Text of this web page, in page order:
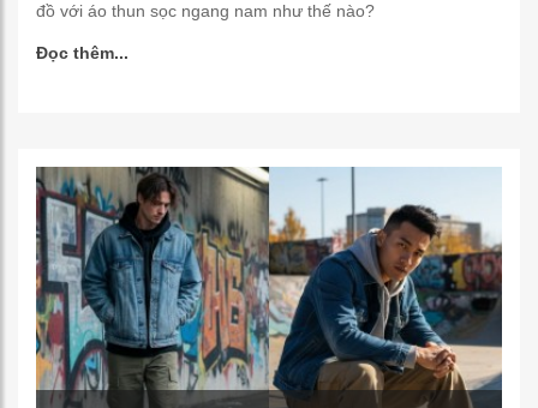
đồ với áo thun sọc ngang nam như thế nào?
Đọc thêm...